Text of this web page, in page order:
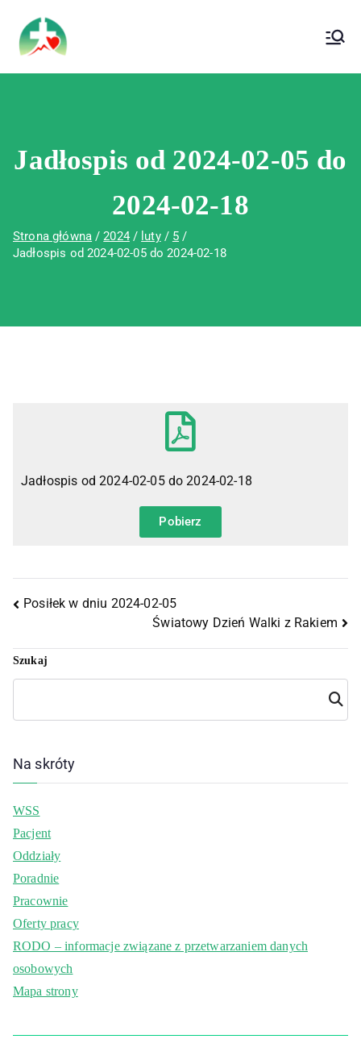
Wojewódzki Szpital Specjalistyczny im.
Św. Rafała w Czerwonej Górze
Jadłospis od 2024-02-05 do
2024-02-18
Strona główna 2024 luty
5
Jadłospis od 2024-02-05 do 2024-02-18
Jadłospis od 2024-02-05 do 2024-02-18
Pobierz
Posiłek w dniu 2024-02-05
Światowy Dzień Walki z Rakiem
Szukaj
Szuka
j
Na skróty
WSS
Pacjent
Oddziały
Poradnie
Pracownie
Oferty pracy
RODO – informacje związane z przetwarzaniem danych
osobowych
Mapa strony